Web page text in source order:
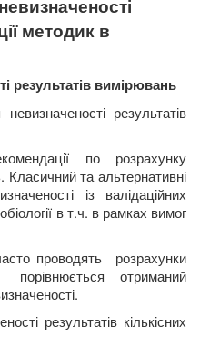
методик в
результатів вимірювань
результатів
по розрахунку
Класичний та альтернативні
із валідаційних
в т.ч. в рамках вимог
проводять
розрахунки
порівнюється отриманий
результатів кількісних